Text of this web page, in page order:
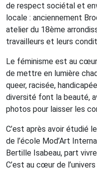
de respect sociétal et
locale : anciennement
atelier du 18ème
travailleurs et leurs
Le féminisme est au
de mettre en lumière
queer, racisée,
diversité font la beauté,
photos pour laisser les
C’est après avoir étudié
de l’école Mod’Art
Bertille Isabeau, part
C’est au cœur de